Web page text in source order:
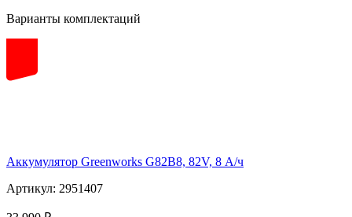
Варианты комплектаций
Аккумулятор Greenworks G82B8, 82V, 8 А/ч
Артикул: 2951407